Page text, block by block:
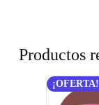
Productos
¡OFERTA!